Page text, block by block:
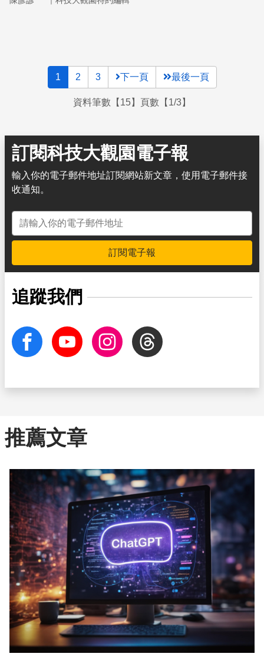
「生命說明書」裡。
1 2 3 下一頁 最後一頁
資料筆數【15】頁數【1/3】
訂閱科技大觀園電子報
輸入你的電子郵件地址訂閱網站新文章，使用電子郵件接
收通知。
電子郵件地址
訂閱電子報
追蹤我們
facebook Youtube InstagramThreads
推薦文章